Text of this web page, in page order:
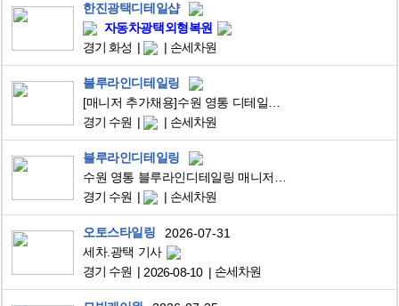
한진광택디테일샵
자동차광택외형복원
경기 화성
손세차원
블루라인디테일링
경기 수원
손세차원
블루라인디테일링
경기 수원
손세차원
오토스타일링
2026-07-31
세차.광택 기사
경기 수원
2026-08-10 손세차원